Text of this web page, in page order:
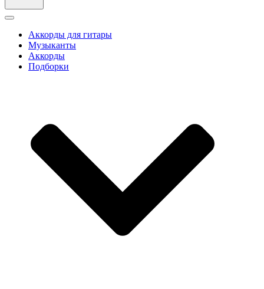
Меню
навигацииАккорды для гитары
Музыканты
Аккорды
Подборки